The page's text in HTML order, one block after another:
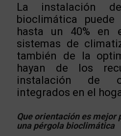
La instalación
bioclimática
hasta un 40% en
sistemas de
también de la
hayan de los
instalación de
integrados en el
Que orientación es mejor
una pérgola bioclimática